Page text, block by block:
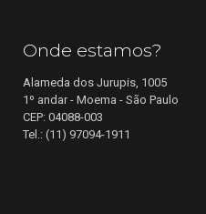
Onde estamos?
Alameda dos Jurupis, 1005
1º andar - Moema - São Paulo
CEP: 04088-003
Tel.: (11) 97094-1911